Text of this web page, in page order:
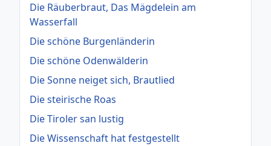
Die Räuberbraut, Das Mägdelein am
Wasserfall
Die schöne Burgenländerin
Die schöne Odenwälderin
Die Sonne neiget sich, Brautlied
Die steirische Roas
Die Tiroler san lustig
Die Wissenschaft hat festgestellt